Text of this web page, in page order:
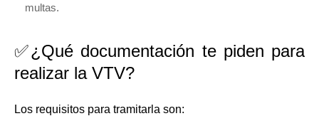
multas.
✅¿Qué documentación te piden para
realizar la VTV?
Los requisitos para tramitarla son: